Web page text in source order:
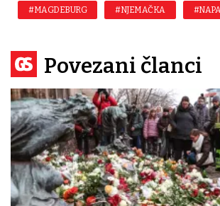
#MAGDEBURG #NJEMAČKA
Povezani članci